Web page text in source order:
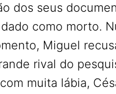
dos seus
como morto.
Miguel
rival do
muita lábia,